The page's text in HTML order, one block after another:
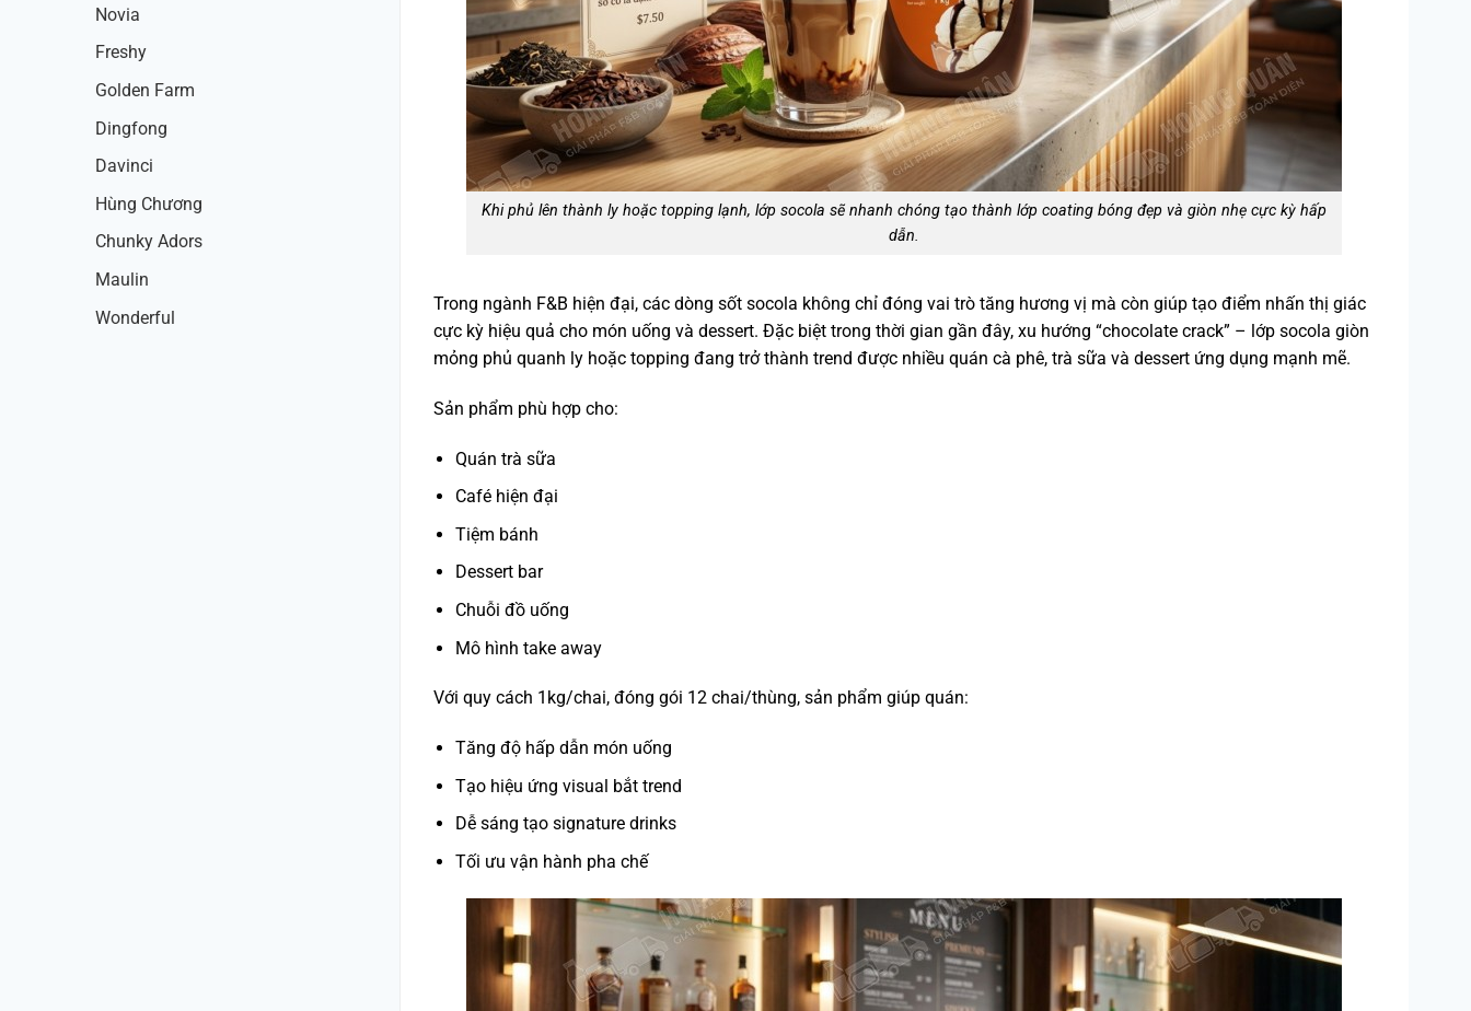
Novia
Freshy
Golden Farm
Dingfong
Davinci
Hùng Chương
Chunky Adors
Maulin
Wonderful
Khi phủ lên thành ly hoặc topping lạnh, lớp socola sẽ nhanh chóng tạo thành lớp coating bóng đẹp và giòn nhẹ cực kỳ hấp
dẫn.
Trong ngành F&B hiện đại, các dòng sốt socola không chỉ đóng vai trò tăng hương vị mà còn giúp tạo điểm nhấn thị giác
cực kỳ hiệu quả cho món uống và dessert. Đặc biệt trong thời gian gần đây, xu hướng “chocolate crack” – lớp socola giòn
mỏng phủ quanh ly hoặc topping đang trở thành trend được nhiều quán cà phê, trà sữa và dessert ứng dụng mạnh mẽ.
Sản phẩm phù hợp cho:
Quán trà sữa
Café hiện đại
Tiệm bánh
Dessert bar
Chuỗi đồ uống
Mô hình take away
Với quy cách 1kg/chai, đóng gói 12 chai/thùng, sản phẩm giúp quán:
Tăng độ hấp dẫn món uống
Tạo hiệu ứng visual bắt trend
Dễ sáng tạo signature drinks
Tối ưu vận hành pha chế